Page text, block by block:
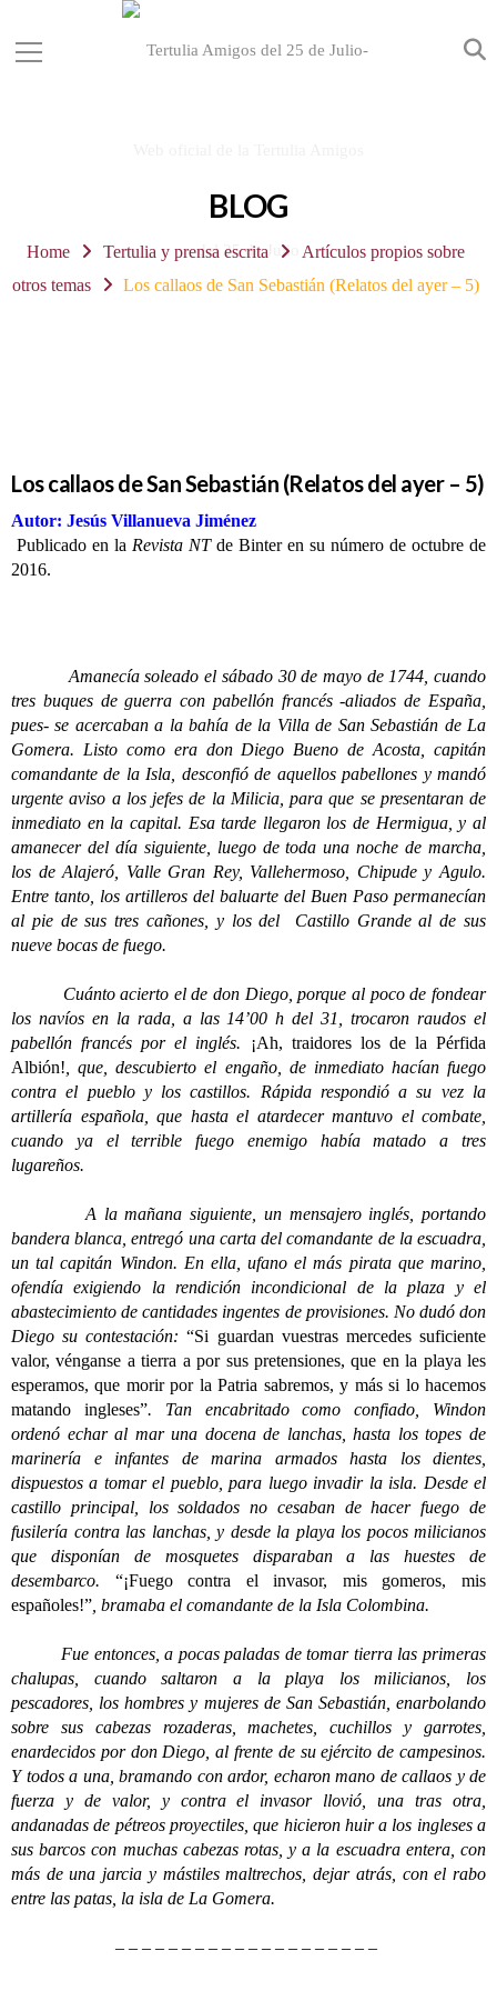
BLOG
Home Tertulia y prensa escrita
Artículos propios sobre
otros temas
Los callaos de San Sebastián (Relatos del ayer – 5)
Los callaos de San Sebastián (Relatos del ayer – 5)
Autor: Jesús Villanueva Jiménez
Publicado en la Revista NTde Binter en su número de octubre de
2016.
Amanecía soleado el sábado 30 de mayo de 1744, cuando
tres buques de guerra con pabellón francés -aliados de España,
pues- se acercaban a la bahía de la Villa de San Sebastián de La
Gomera. Listo como era don Diego Bueno de Acosta, capitán
comandante de la Isla, desconfió de aquellos pabellones y mandó
urgente aviso a los jefes de la Milicia, para que se presentaran de
inmediato en la capital. Esa tarde llegaron los de Hermigua, y al
amanecer del día siguiente, luego de toda una noche de marcha,
los de Alajeró, Valle Gran Rey, Vallehermoso, Chipude y Agulo.
Entre tanto, los artilleros del baluarte del Buen Paso permanecían
al pie de sus tres cañones, y los del Castillo Grande al de sus
nueve bocas de fuego.
Cuánto acierto el de don Diego, porque al poco de fondear
los navíos en la rada, a las 14’00 h del 31, trocaron raudos el
pabellón francés por el inglés. ¡Ah, traidores los de la Pérfida
Albión! , que, descubierto el engaño, de inmediato hacían fuego
contra el pueblo y los castillos. Rápida respondió a su vez la
artillería española, que hasta el atardecer mantuvo el combate,
cuando ya el terrible fuego enemigo había matado a tres
lugareños.
A la mañana siguiente, un mensajero inglés, portando
bandera blanca, entregó una carta del comandante de la escuadra,
un tal capitán Windon. En ella, ufano el más pirata que marino,
ofendía exigiendo la rendición incondicional de la plaza y el
abastecimiento de cantidades ingentes de provisiones. No dudó don
Diego su contestación:“Si guardan vuestras mercedes suficiente
valor, vénganse a tierra a por sus pretensiones, que en la playa les
esperamos, que morir por la Patria sabremos, y más si lo hacemos
matando ingleses”. Tan encabritado como confiado, Windon
ordenó echar al mar una docena de lanchas, hasta los topes de
marinería e infantes de marina armados hasta los dientes,
dispuestos a tomar el pueblo, para luego invadir la isla. Desde el
castillo principal, los soldados no cesaban de hacer fuego de
fusilería contra las lanchas, y desde la playa los pocos milicianos
que disponían de mosquetes disparaban a las huestes de
desembarco. “¡Fuego contra el invasor, mis gomeros, mis
españoles!” , bramaba el comandante de la Isla Colombina.
Fue entonces, a pocas paladas de tomar tierra las primeras
chalupas, cuando saltaron a la playa los milicianos, los
pescadores, los hombres y mujeres de San Sebastián, enarbolando
sobre sus cabezas rozaderas, machetes, cuchillos y garrotes,
enardecidos por don Diego, al frente de su ejército de campesinos.
Y todos a una, bramando con ardor, echaron mano de callaos y de
fuerza y de valor, y contra el invasor llovió, una tras otra,
andanadas de pétreos proyectiles, que hicieron huir a los ingleses a
sus barcos con muchas cabezas rotas, y a la escuadra entera, con
más de una jarcia y mástiles maltrechos, dejar atrás, con el rabo
entre las patas, la isla de La Gomera.
– – – – – – – – – – – – – – – – – – – –